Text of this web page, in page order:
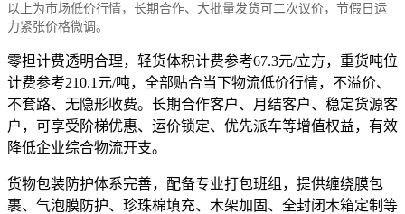
以上为市场低价行情，长期合作、大批量发货可二次议价，节假日运
力紧张价格微调。
零担计费透明合理，轻货体积计费参考67.3元/立方，重货吨位
计费参考210.1元/吨，全部贴合当下物流低价行情，不溢价、
不套路、无隐形收费。长期合作客户、月结客户、稳定货源客
户，可享受阶梯优惠、运价锁定、优先派车等增值权益，有效
降低企业综合物流开支。
货物包装防护体系完善，配备专业打包班组，提供缠绕膜包
裹、气泡膜防护、珍珠棉填充、木架加固、全封闭木箱定制等